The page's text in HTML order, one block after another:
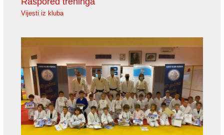
Vijesti iz kluba